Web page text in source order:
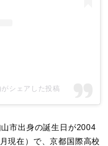
シェアした投稿
市出身の誕生日が2004
現在）で、京都国際高校